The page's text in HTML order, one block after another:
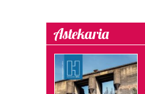
Astekaria